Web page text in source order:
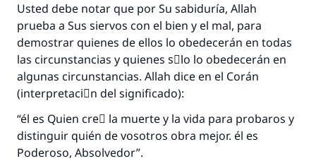
Usted debe notar que por Su sabiduría, Allah
prueba a Sus siervos con el bien y el mal, para
demostrar quienes de ellos lo obedecerán en todas
las circunstancias y quienes sَlo lo obedecerán en
algunas circunstancias. Allah dice en el Corán
(interpretaciَn del significado):
“él es Quien creَ la muerte y la vida para probaros y
distinguir quién de vosotros obra mejor. él es
Poderoso, Absolvedor”.